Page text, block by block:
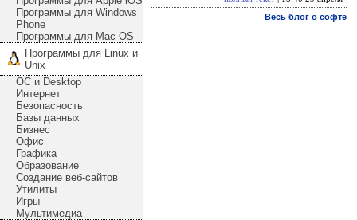
Программы для Windows
Phone
Программы для Mac OS
Программы для Linux и
Unix
ОС и Desktop
Интернет
Безопасность
Базы данных
Бизнес
Офис
Графика
Образование
Создание веб-сайтов
Утилиты
Игры
Мультимедиа
Весь блог о софте